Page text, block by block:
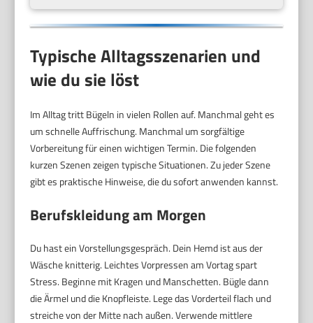
Typische Alltagsszenarien und
wie du sie löst
Im Alltag tritt Bügeln in vielen Rollen auf. Manchmal geht es
um schnelle Auffrischung. Manchmal um sorgfältige
Vorbereitung für einen wichtigen Termin. Die folgenden
kurzen Szenen zeigen typische Situationen. Zu jeder Szene
gibt es praktische Hinweise, die du sofort anwenden kannst.
Berufskleidung am Morgen
Du hast ein Vorstellungsgespräch. Dein Hemd ist aus der
Wäsche knitterig. Leichtes Vorpressen am Vortag spart
Stress. Beginne mit Kragen und Manschetten. Bügle dann
die Ärmel und die Knopfleiste. Lege das Vorderteil flach und
streiche von der Mitte nach außen. Verwende mittlere